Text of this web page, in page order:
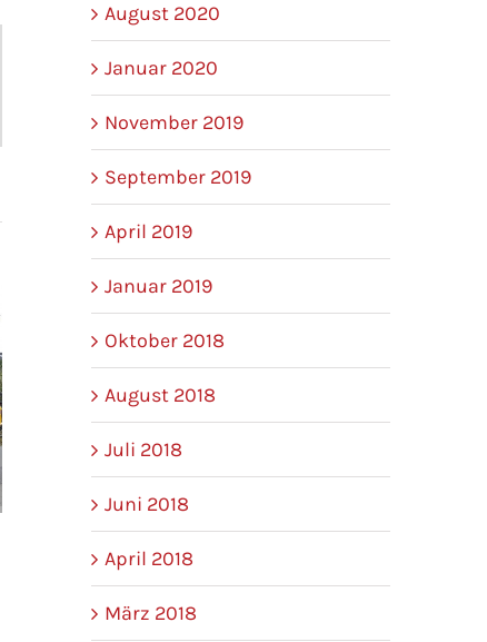
Sommerurlaub vom 01.07.2018 –
01.08.2018
Freitag, 29. Juni 2018 | 0 Kommentare
KulturLeben hat
August 2020
Januar 2020
November 2019
September 2019
April 2019
Januar 2019
Oktober 2018
August 2018
Juli 2018
Juni 2018
April 2018
März 2018